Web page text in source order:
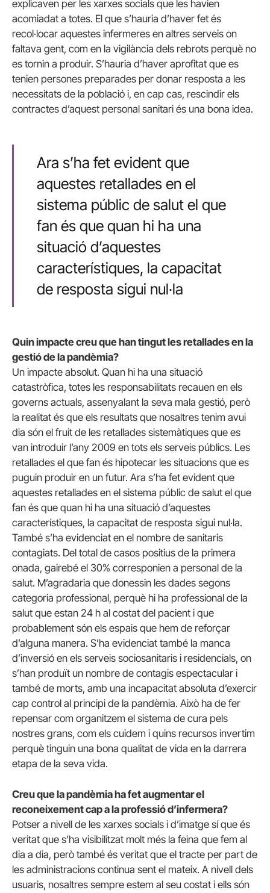
explicaven per les xarxes socials que les havien
acomiadat a totes. El que s’hauria d’haver fet és
recol·locar aquestes infermeres en altres serveis on
faltava gent, com en la vigilància dels rebrots perquè no
es tornin a produir. S’hauria d’haver aprofitat que es
tenien persones preparades per donar resposta a les
necessitats de la població i, en cap cas, rescindir els
contractes d’aquest personal sanitari és una bona idea.
Ara s’ha fet evident que
aquestes retallades en el
sistema públic de salut el que
fan és que quan hi ha una
situació d’aquestes
característiques, la capacitat
de resposta sigui nul·la
Quin impacte creu que han tingut les retallades en la
gestió de la pandèmia?
Un impacte absolut. Quan hi ha una situació
catastròfica, totes les responsabilitats recauen en els
governs actuals, assenyalant la seva mala gestió, però
la realitat és que els resultats que nosaltres tenim avui
dia són el fruit de les retallades sistemàtiques que es
van introduir l’any 2009 en tots els serveis públics. Les
retallades el que fan és hipotecar les situacions que es
puguin produir en un futur. Ara s’ha fet evident que
aquestes retallades en el sistema públic de salut el que
fan és que quan hi ha una situació d’aquestes
característiques, la capacitat de resposta sigui nul·la.
També s’ha evidenciat en el nombre de sanitaris
contagiats. Del total de casos positius de la primera
onada, gairebé el 30% corresponien a personal de la
salut. M’agradaria que donessin les dades segons
categoria professional, perquè hi ha professional de la
salut que estan 24 h al costat del pacient i que
probablement són els espais que hem de reforçar
d’alguna manera. S’ha evidenciat també la manca
d’inversió en els serveis sociosanitaris i residencials, on
s’han produït un nombre de contagis espectacular i
també de morts, amb una incapacitat absoluta d’exercir
cap control al principi de la pandèmia. Això ha de fer
repensar com organitzem el sistema de cura pels
nostres grans, com els cuidem i quins recursos invertim
perquè tinguin una bona qualitat de vida en la darrera
etapa de la seva vida.
Creu que la pandèmia ha fet augmentar el
reconeixement cap a la professió d’infermera?
Potser a nivell de les xarxes socials i d’imatge sí que és
veritat que s’ha visibilitzat molt més la feina que fem al
dia a dia, però també és veritat que el tracte per part de
les administracions continua sent el mateix. A nivell dels
usuaris, nosaltres sempre estem al seu costat i ells són